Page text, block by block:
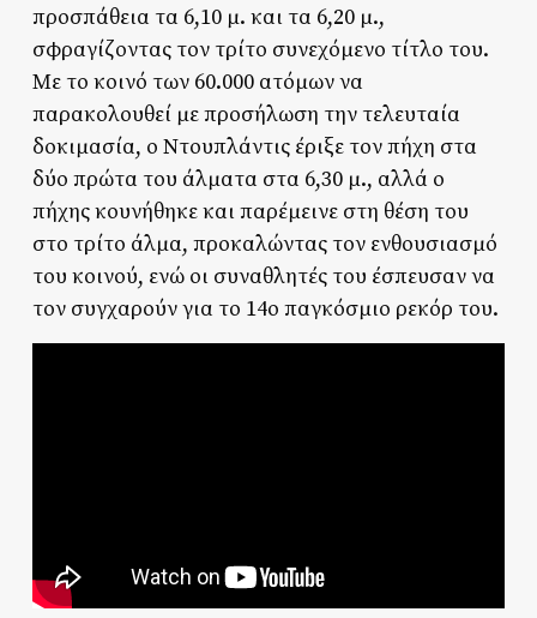
προσπάθεια τα 6,10 μ. και τα 6,20 μ.,
σφραγίζοντας τον τρίτο συνεχόμενο τίτλο του.
Με το κοινό των 60.000 ατόμων να
παρακολουθεί με προσήλωση την τελευταία
δοκιμασία, ο Ντουπλάντις έριξε τον πήχη στα
δύο πρώτα του άλματα στα 6,30 μ., αλλά ο
πήχης κουνήθηκε και παρέμεινε στη θέση του
στο τρίτο άλμα, προκαλώντας τον ενθουσιασμό
του κοινού, ενώ οι συναθλητές του έσπευσαν να
τον συγχαρούν για το 14ο παγκόσμιο ρεκόρ του.